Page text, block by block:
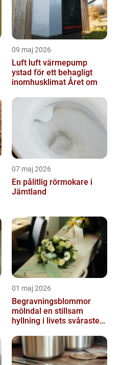
09 maj 2026
Luft luft värmepump
ystad för ett behagligt
inomhusklimat Året om
07 maj 2026
En pålitlig rörmokare i
Jämtland
01 maj 2026
Begravningsblommor
mölndal en stillsam
hyllning i livets svåraste